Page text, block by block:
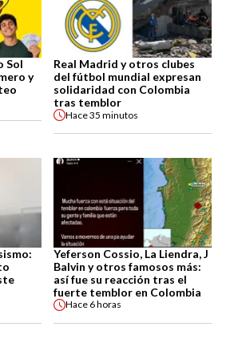
Sol
y
Real Madrid y otros clubes
del fútbol mundial expresan
solidaridad con Colombia
tras temblor
Hace35 minutos
Yeferson Cossio, La Liendra, J
Balvin y otros famosos más:
así fue su reacción tras el
fuerte temblor en Colombia
Hace 6 horas